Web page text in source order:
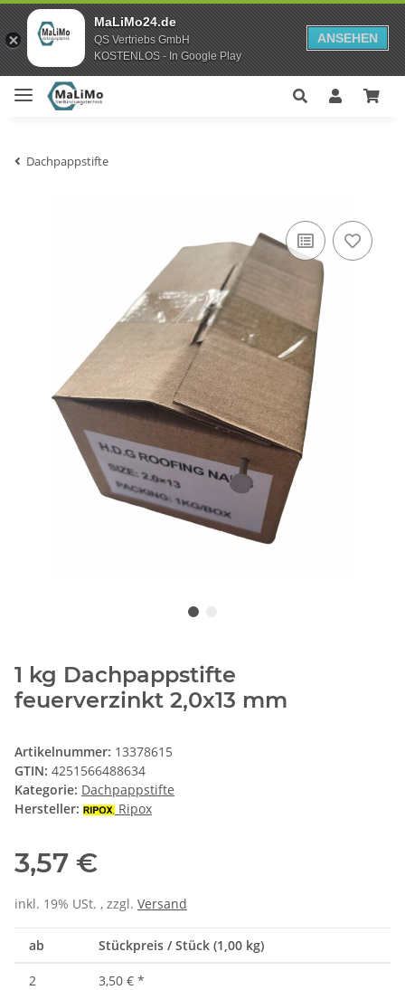
MaLiMo24.de
QS Vertriebs GmbH
KOSTENLOS - In Google Play
ANSEHEN
Dachpappstifte
1 kg Dachpappstifte
feuerverzinkt 2,0x13 mm
Artikelnummer: 13378615
GTIN: 4251566488634
Kategorie: Dachpappstifte
Hersteller:
Ripox
3,57 €
inkl. 19% USt. , zzgl. Versand
ab Stückpreis / Stück (1,00 kg)
2 3,50 € *